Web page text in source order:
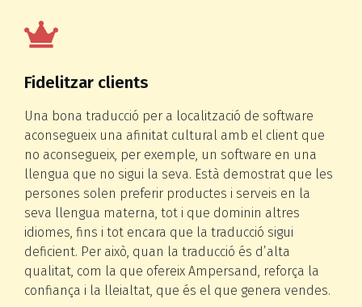
Fidelitzar clients
Una bona traducció per a localització de software
aconsegueix una afinitat cultural amb el client que
no aconsegueix, per exemple, un software en una
llengua que no sigui la seva. Està demostrat que les
persones solen preferir productes i serveis en la
seva llengua materna, tot i que dominin altres
idiomes, fins i tot encara que la traducció sigui
deficient. Per això, quan la traducció és d’alta
qualitat, com la que ofereix Ampersand, reforça la
confiança i la lleialtat, que és el que genera vendes.